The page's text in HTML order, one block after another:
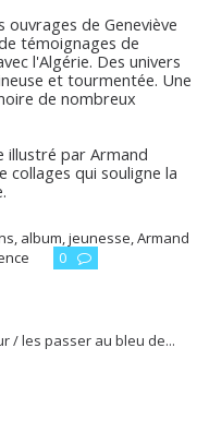
de Geneviève
témoignages de
l'Algérie. Des univers
et tourmentée. Une
de nombreux
illustré par Armand
collages qui souligne la
, album,jeunesse,Armand
0
/ les passer au bleu de...